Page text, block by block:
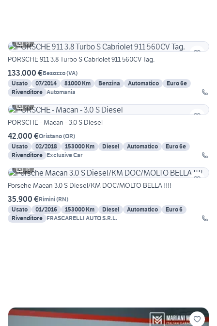
14
PORSCHE 911 3.8 Turbo S Cabriolet 911 560CV Tag.
133.000 €Besozzo(VA)
Usato
07/2014 81000 Km Benzina Automatico
Euro 6e
Rivenditore Automania
27
PORSCHE - Macan - 3.0 S Diesel
42.000 €Oristano(OR)
Usato
02/2018 153000 Km Diesel Automatico
Euro 6e
Rivenditore Exclusive Car
16
Porsche Macan 3.0 S Diesel/KM DOC/MOLTO BELLA !!!!
35.900 €Rimini(RN)
Usato
01/2016 153000 Km Diesel Automatico
Euro 6
Rivenditore FRASCARELLI AUTO S.R.L.